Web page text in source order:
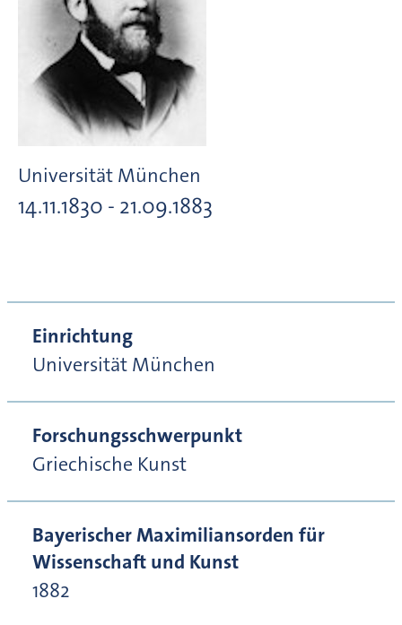
Universität München
14.11.1830 - 21.09.1883
Einrichtung
Universität München
Forschungsschwerpunkt
Griechische Kunst
Bayerischer Maximiliansorden für
Wissenschaft und Kunst
1882